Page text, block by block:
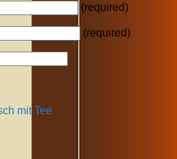
(required)
(required)
mit Tee